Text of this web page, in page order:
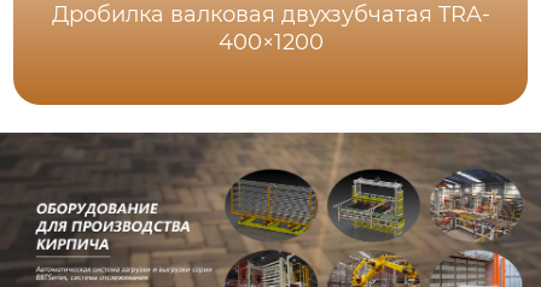
Дробилка валковая двухзубчатая TRA-
400×1200